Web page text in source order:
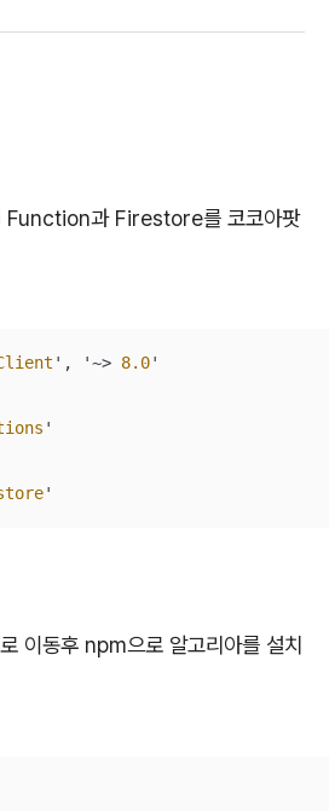
과 Firestore를 코코아팟
', '~> 8.0'
'
'
이동후 npm으로 알고리아를 설치